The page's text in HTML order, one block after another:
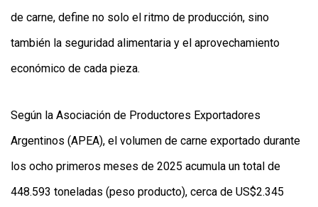
de carne, define no solo el ritmo de producción, sino
también la seguridad alimentaria y el aprovechamiento
económico de cada pieza.
Según la Asociación de Productores Exportadores
Argentinos (APEA), el volumen de carne exportado durante
los ocho primeros meses de 2025 acumula un total de
448.593 toneladas (peso producto), cerca de US$2.345